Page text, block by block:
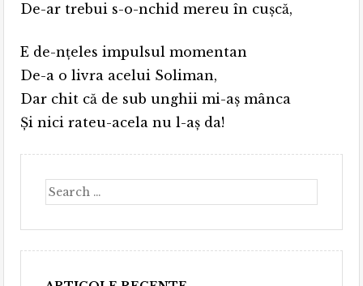
De-ar trebui s-o-nchid mereu în cuşcă,
E de-nţeles impulsul momentan
De-a o livra acelui Soliman,
Dar chit că de sub unghii mi-aş mânca
Şi nici rateu-acela nu l-aş da!
Search